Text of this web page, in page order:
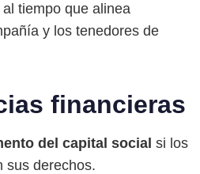
tiempo que alinea
y los tenedores de
financieras
del capital social si los
sus derechos.